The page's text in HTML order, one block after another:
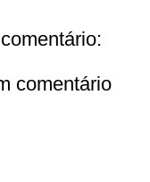
comentário